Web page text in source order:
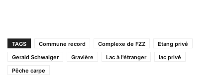
TAGS Commune record Complexe de FZZ
Etang privé
Gerald Schwaiger
Gravière Lac à l'étranger
lac privé
Pêche carpe